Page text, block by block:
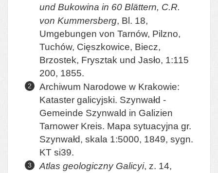
und Bukowina in 60 Blättern, C.R.
von Kummersberg, Bl. 18,
Umgebungen von Tarnów, Pilzno,
Tuchów, Cięszkowice, Biecz,
Brzostek, Frysztak und Jasło, 1:115
200, 1855.
Archiwum Narodowe w Krakowie:
Kataster galicyjski. Szynwałd -
Gemeinde Szynwald in Galizien
Tarnower Kreis. Mapa sytuacyjna gr.
Szynwałd, skala 1:5000, 1849, sygn.
KT si39.
Atlas geologiczny Galicyi, z. 14,